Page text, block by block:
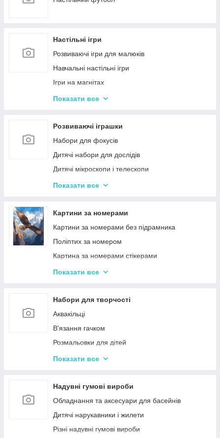
Настільні ігри
Розвиваючі ігри для малюків
Навчальні настільні ігри
Ігри на магнітах
Ігри-бродилки
Крокодил
Аліас Або Скажи Інакше
Гра Хто Я?
Вікторина
Твістер
Ігри типу Дженга
Ігри-головоломки
Дитяче Лото і Доміно
Гра Морський Бій
Різні Настільні ігри
Монополія - настільна гра
Мафія
Шахи і Шашки
Набори для гри в покер
Показати все
Розвиваючі іграшки
Набори для фокусів
Дитячі набори для дослідів
Дитячі мікроскопи і телескопи
Розвиваючі Магніти для дітей
Дитячі ноутбуки, планшети
Інтерактивні розмовляючі плакати
Спіннери
Показати все
Картини за номерами
Картини за номерами без підрамника
Поліптих за номером
Картина за номерами стікерами
Алмазна Мозаїка за номерами
Стандартні картини за номерами
Розпис по полотну
Полотна з Підрамником
Алмазна мозаїка для дітей
Показати все
Набори для творчості
Аквакільці
В'язання гачком
Розмальовки для дітей
Акрилові фарби
Гравюра для дітей
Кінетичний пісок
Дитячий Пластилін
Декупаж
Показати все
Надувні гумові вироби
Обладнання та аксесуари для басейнів
Дитячі нарукавники і жилети
Різні надувні гумові вироби